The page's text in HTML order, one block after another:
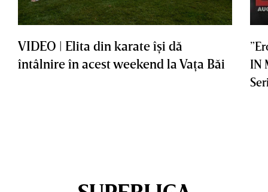
VIDEO | Elita din karate îşi dă
întâlnire în acest weekend la Vaţa Băi
IN